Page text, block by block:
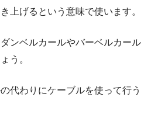
上げるという意味で使います。
ンベルカールやバーベルカール
う。
代わりにケーブルを使って行う